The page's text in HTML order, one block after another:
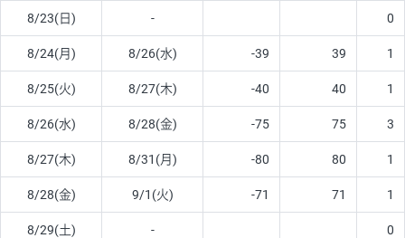
8/23(日) - 0
8/24(月) 8/26(水) -39 39 1
8/25(火) 8/27(木) -40 40 1
8/26(水) 8/28(金) -75 75 3
8/27(木) 8/31(月) -80 80 1
8/28(金) 9/1(火) -71 71 1
8/29(土) - 0